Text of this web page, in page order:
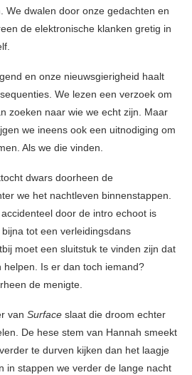
We dwalen door onze gedachten en
de elektronische klanken gretig in
en onze nieuwsgierigheid haalt
We lezen een verzoek om
zoeken naar wie we echt zijn. Maar
we ineens ook een uitnodiging om
Als we die vinden.
dwars doorheen de
we het nachtleven binnenstappen.
door de intro echoot is
tot een verleidingsdans
moet een sluitstuk te vinden zijn dat
Is er dan toch iemand?
de menigte.
van Surface slaat die droom echter
De hese stem van Hannah smeekt
te durven kijken dan het laagje
in stappen we verder de lange nacht